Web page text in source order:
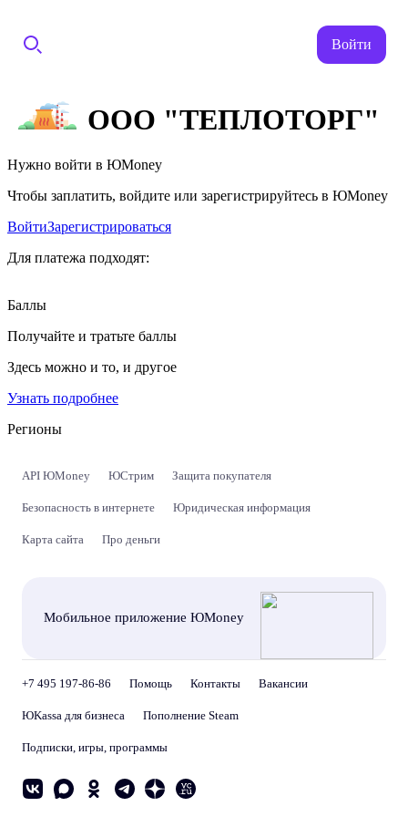
Войти
ООО "ТЕПЛОТОРГ"
Нужно войти в ЮMoney
Чтобы заплатить, войдите или зарегистрируйтесь в ЮMoney
ВойтиЗарегистрироваться
Для платежа подходят:
Баллы
Получайте и тратьте баллы
Здесь можно и то, и другое
Узнать подробнее
Регионы
API ЮMoney ЮСтрим Защита покупателя
Безопасность в интернете Юридическая информация
Карта сайта Про деньги
Мобильное приложение ЮMoney
+7 495 197-86-86 Помощь Контакты Вакансии
ЮKassa для бизнеса Пополнение Steam
Подписки, игры, программы